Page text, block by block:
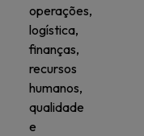
operações,
logística,
finanças,
recursos
humanos,
qualidade
e